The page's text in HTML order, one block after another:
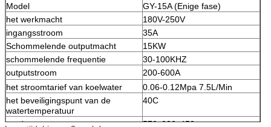
Model
GY-15A (Enige fase)
het werkmacht
180V-250V
ingangsstroom
35A
Schommelende outputmacht
15KW
schommelende frequentie
30-100KHZ
outputstroom
200-600A
het stroomtarief van koelwater
0.06-0.12Mpa 7.5L/Min
het beveiligingspunt van de
watertemperatuur
40C
productgrootte 570x230x450mm